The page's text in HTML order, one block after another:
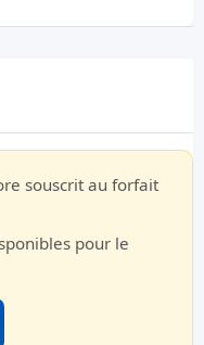
souscrit au forfait
pour le